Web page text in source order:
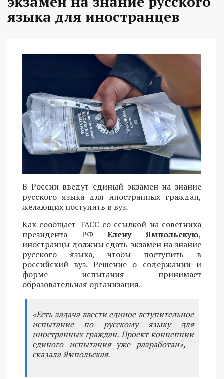
языка для иностранцев
В России введут единый экзамен на знание
русского языка для иностранных граждан,
желающих поступить в вуз.
Как сообщает ТАСС со ссылкой на советника
президента РФЕлену Ямпольскую,
иностранцы должны сдать экзамен на знание
русского языка, чтобы поступить в
российский вуз. Решение о содержании и
форме испытания принимает
образовательная организация.
«Есть задача ввести единое вступительное
испытание по русскому языку для
иностранных граждан. Проект концепции
единого испытания уже разработан», -
сказала Ямпольская.